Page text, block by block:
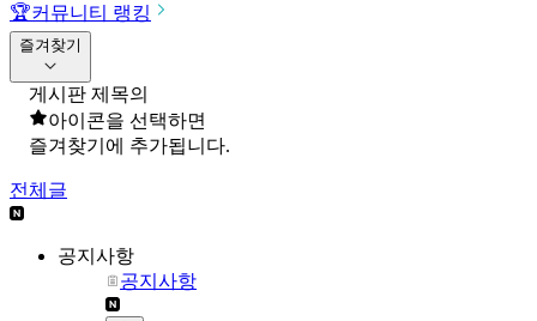
🏆커뮤니티 랭킹
즐겨찾기
게시판 제목의
아이콘을 선택하면
즐겨찾기에 추가됩니다.
전체글
공지사항
공지사항